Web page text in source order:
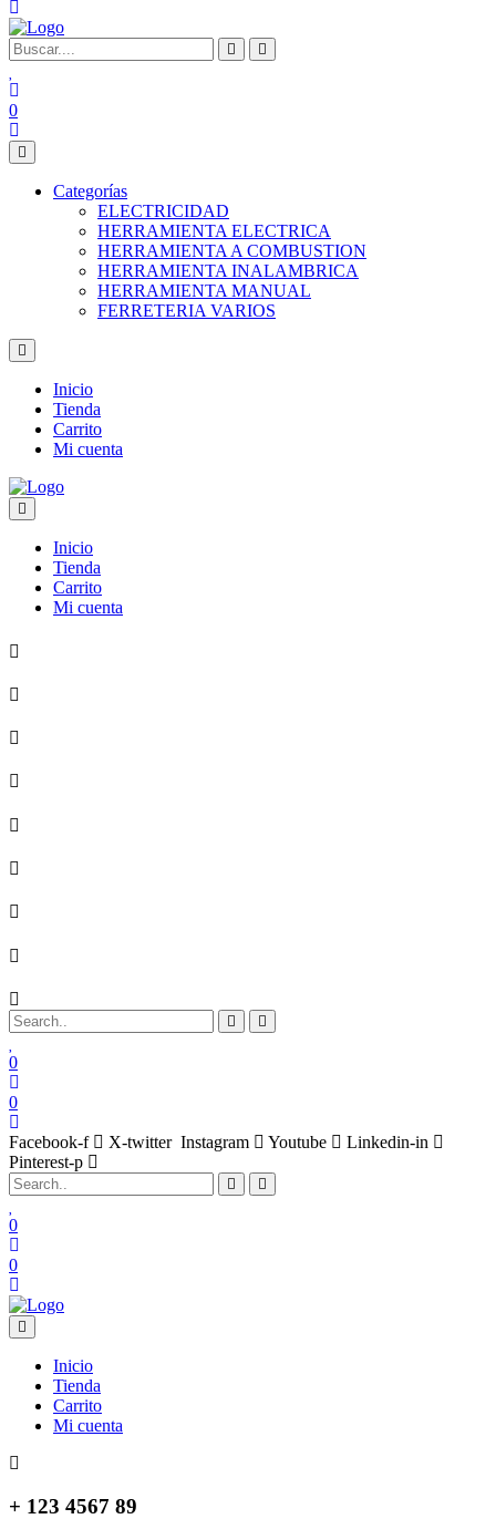
0
Categorías
ELECTRICIDAD
HERRAMIENTA ELECTRICA
HERRAMIENTA A COMBUSTION
HERRAMIENTA INALAMBRICA
HERRAMIENTA MANUAL
FERRETERIA VARIOS
Inicio
Tienda
Carrito
Mi cuenta
Inicio
Tienda
Carrito
Mi cuenta
0
0
Facebook-f X-twitter Instagram Youtube
Linkedin-in
Pinterest-p
0
0
Inicio
Tienda
Carrito
Mi cuenta
+ 123 4567 89